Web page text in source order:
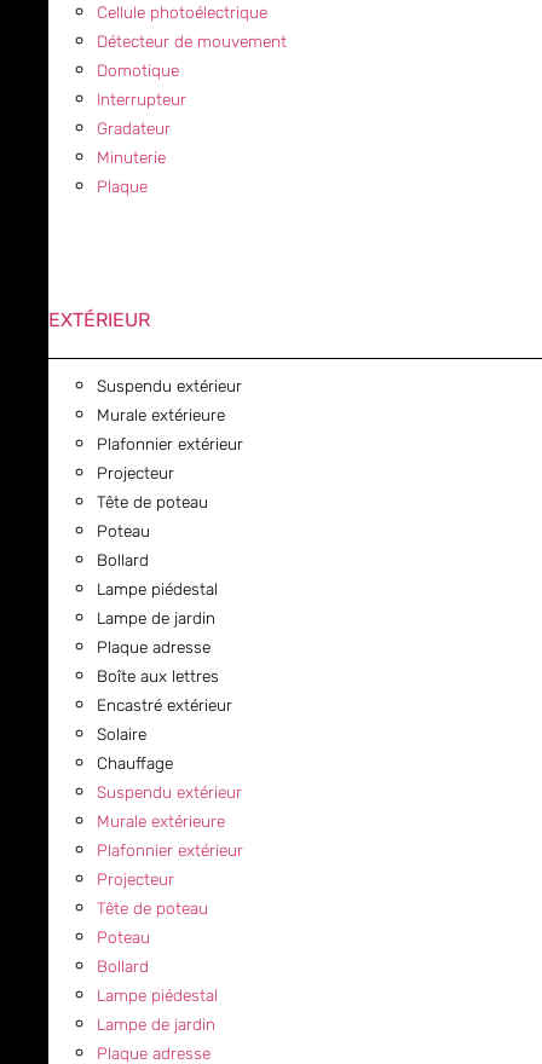
Cellule photoélectrique
Détecteur de mouvement
Domotique
Interrupteur
Gradateur
Minuterie
Plaque
EXTÉRIEUR
Suspendu extérieur
Murale extérieure
Plafonnier extérieur
Projecteur
Tête de poteau
Poteau
Bollard
Lampe piédestal
Lampe de jardin
Plaque adresse
Boîte aux lettres
Encastré extérieur
Solaire
Chauffage
Suspendu extérieur
Murale extérieure
Plafonnier extérieur
Projecteur
Tête de poteau
Poteau
Bollard
Lampe piédestal
Lampe de jardin
Plaque adresse